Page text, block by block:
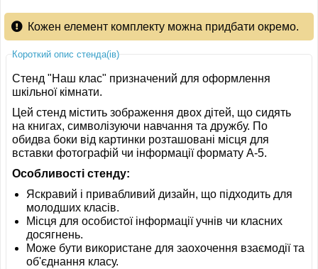
Кожен елемент комплекту можна придбати окремо.
Короткий опис стенда(ів)
Стенд "Наш клас" призначений для оформлення
шкільної кімнати.
Цей стенд містить зображення двох дітей, що сидять
на книгах, символізуючи навчання та дружбу. По
обидва боки від картинки розташовані місця для
вставки фотографій чи інформації формату A-5.
Особливості стенду:
Яскравий і привабливий дизайн, що підходить для
молодших класів.
Місця для особистої інформації учнів чи класних
досягнень.
Може бути використане для заохочення взаємодії та
об'єднання класу.